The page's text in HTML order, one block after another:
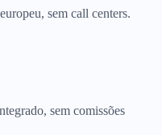
sem call centers.
sem comissões